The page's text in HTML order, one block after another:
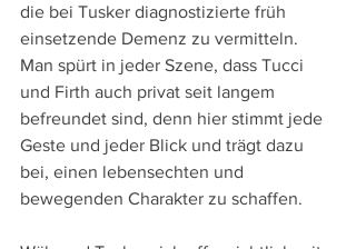
die bei Tusker diagnostizierte früh
einsetzende Demenz zu vermitteln.
Man spürt in jeder Szene, dass Tucci
und Firth auch privat seit langem
befreundet sind, denn hier stimmt jede
Geste und jeder Blick und trägt dazu
bei, einen lebensechten und
bewegenden Charakter zu schaffen.